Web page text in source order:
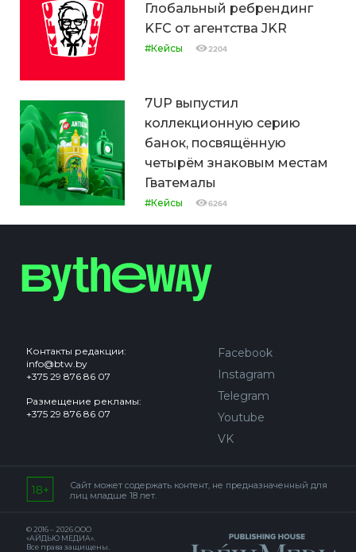
Глобальный ребрендинг
KFC от агентства JKR
#Кейсы 2204
7UP выпустил
коллекционную серию
банок, посвящённую
четырём знаковым местам
Гватемалы
#Кейсы 6264
Контакты редакции:
info@btw.by
+375 29 876 86 07
Размещение рекламы:
+375 29 876 86 07
Facebook
Instagram
Telegram
Youtube
VK
Сайт может содержать контент, не предназначенный для
лиц младше 18 лет.
© 2016 – 2026 ООО
«АЙДЬЮ МЕДИА».
Все права защищены.